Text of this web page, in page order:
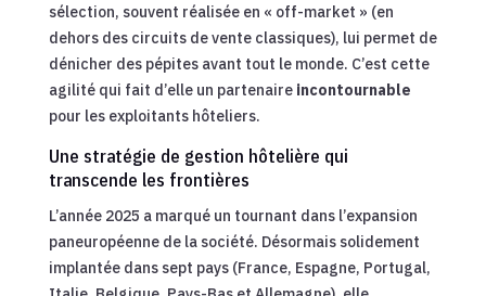
sélection, souvent réalisée en « off-market » (en
dehors des circuits de vente classiques), lui permet de
dénicher des pépites avant tout le monde. C’est cette
agilité qui fait d’elle un partenaire incontournable
pour les exploitants hôteliers.
Une stratégie de gestion hôtelière qui
transcende les frontières
L’année 2025 a marqué un tournant dans l’expansion
paneuropéenne de la société. Désormais solidement
implantée dans sept pays (France, Espagne, Portugal,